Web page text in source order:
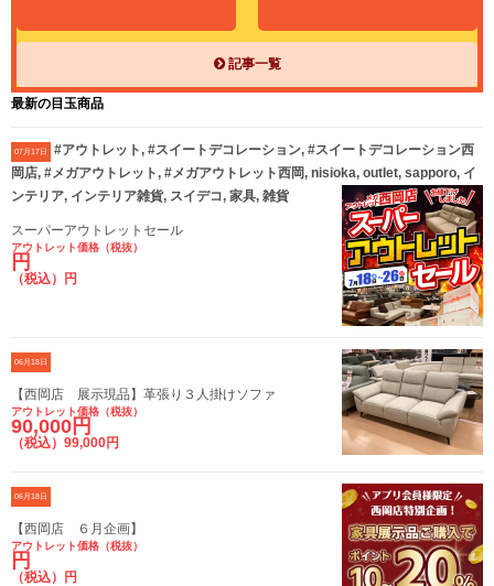
記事一覧
最新の目玉商品
07月17日
#アウトレット, #スイートデコレーション, #スイートデコレーション西
岡店, #メガアウトレット, #メガアウトレット西岡, nisioka, outlet, sapporo, イ
ンテリア, インテリア雑貨, スイデコ, 家具, 雑貨
スーパーアウトレットセール
アウトレット価格（税抜）
円
（税込）円
06月18日
【西岡店 展示現品】革張り３人掛けソファ
アウトレット価格（税抜）
90,000円
（税込）99,000円
06月18日
【西岡店 ６月企画】
アウトレット価格（税抜）
円
（税込）円